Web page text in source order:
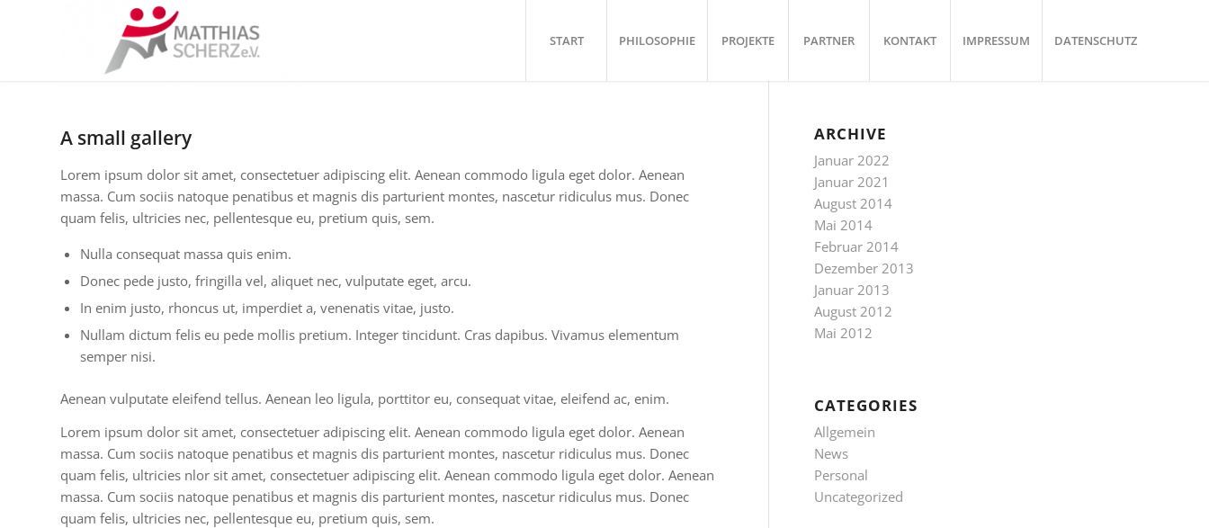
START PHILOSOPHIE PROJEKTE PARTNER KONTAKT IMPRESSUM DATENSCHUTZ
A small gallery
Lorem ipsum dolor sit amet, consectetuer adipiscing elit. Aenean commodo ligula eget dolor. Aenean
massa. Cum sociis natoque penatibus et magnis dis parturient montes, nascetur ridiculus mus. Donec
quam felis, ultricies nec, pellentesque eu, pretium quis, sem.
Nulla consequat massa quis enim.
Donec pede justo, fringilla vel, aliquet nec, vulputate eget, arcu.
In enim justo, rhoncus ut, imperdiet a, venenatis vitae, justo.
Nullam dictum felis eu pede mollis pretium. Integer tincidunt. Cras dapibus. Vivamus elementum
semper nisi.
Aenean vulputate eleifend tellus. Aenean leo ligula, porttitor eu, consequat vitae, eleifend ac, enim.
Lorem ipsum dolor sit amet, consectetuer adipiscing elit. Aenean commodo ligula eget dolor. Aenean
massa. Cum sociis natoque penatibus et magnis dis parturient montes, nascetur ridiculus mus. Donec
quam felis, ultricies nlor sit amet, consectetuer adipiscing elit. Aenean commodo ligula eget dolor. Aenean
massa. Cum sociis natoque penatibus et magnis dis parturient montes, nascetur ridiculus mus. Donec
quam felis, ultricies nec, pellentesque eu, pretium quis, sem.
ARCHIVE
Januar 2022
Januar 2021
August 2014
Mai 2014
Februar 2014
Dezember 2013
Januar 2013
August 2012
Mai 2012
CATEGORIES
Allgemein
News
Personal
Uncategorized